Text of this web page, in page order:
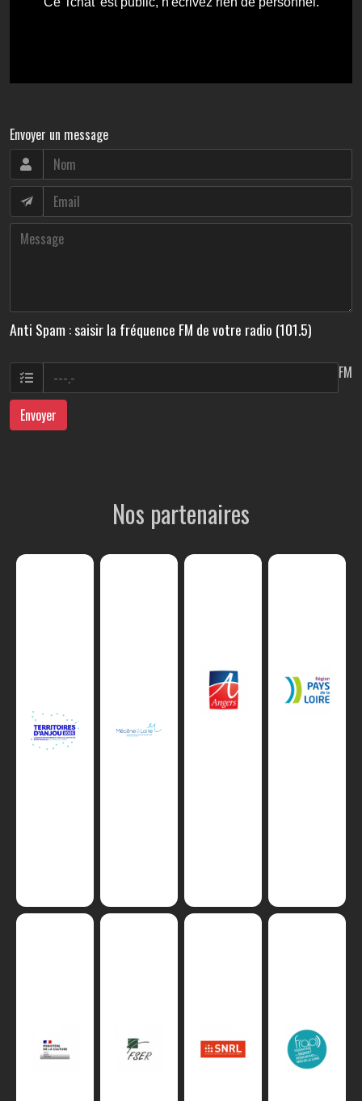
Envoyer un message
Anti Spam : saisir la fréquence FM de votre radio (101.5)
FM
Envoyer
Nos partenaires